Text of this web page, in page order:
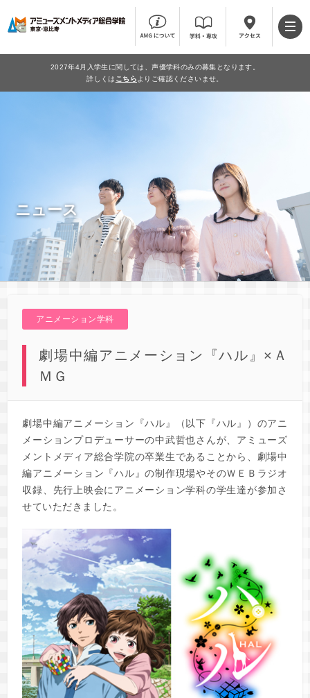
2027年4月入学生に関しては、声優学科のみの募集となります。
詳しくは こちら よりご確認くださいませ。
ニュース
アニメーション学科
劇場中編アニメーション『ハル』×Ａ
ＭＧ
劇場中編アニメーション『ハル』（以下『ハル』）のアニ
メーションプロデューサーの中武哲也さんが、アミューズ
メントメディア総合学院の卒業生であることから、劇場中
編アニメーション『ハル』の制作現場やそのＷＥＢラジオ
収録、先行上映会にアニメーション学科の学生達が参加さ
せていただきました。